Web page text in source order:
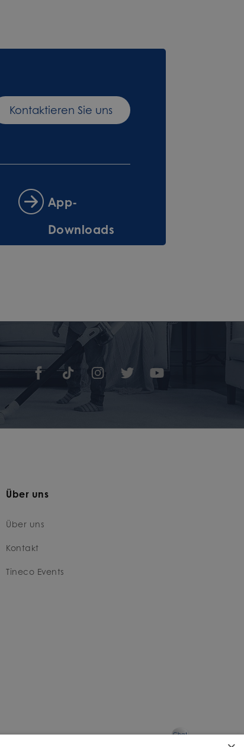
Kontaktieren Sie uns
App-
Downloads
Über uns
Über uns
Kontakt
Tineco Events
Chat